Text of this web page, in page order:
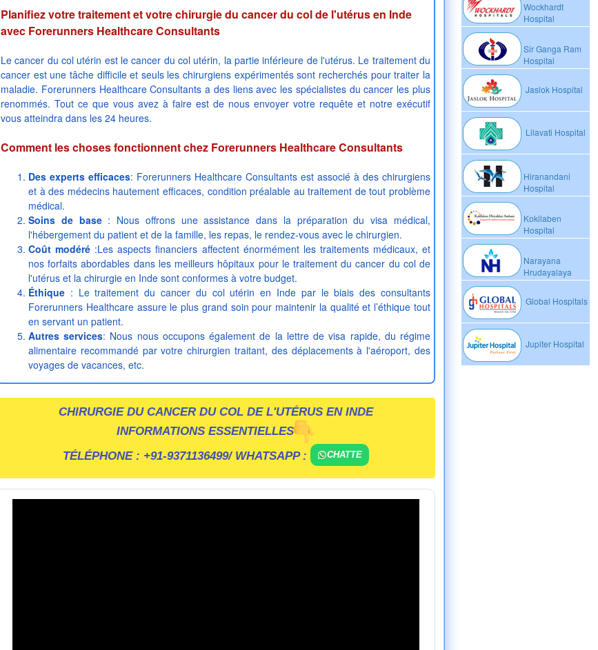
Wockhardt
Hospital
Sir Ganga Ram
Hospital
Jaslok Hospital
Lilavati Hospital
Hiranandani
Hospital
Kokilaben
Hospital
Narayana
Hrudayalaya
Global Hospitals
Jupiter Hospital
Planifiez votre traitement et votre chirurgie du cancer du col de l'utérus en Inde
avec Forerunners Healthcare Consultants
Le cancer du col utérin est le cancer du col utérin, la partie inférieure de l'utérus. Le traitement du
cancer est une tâche difficile et seuls les chirurgiens expérimentés sont recherchés pour traiter la
maladie. Forerunners Healthcare Consultants a des liens avec les spécialistes du cancer les plus
renommés. Tout ce que vous avez à faire est de nous envoyer votre requête et notre exécutif
vous atteindra dans les 24 heures.
Comment les choses fonctionnent chez Forerunners Healthcare Consultants
Des experts efficaces: Forerunners Healthcare Consultants est associé à des chirurgiens
et à des médecins hautement efficaces, condition préalable au traitement de tout problème
médical.
Soins de base : Nous offrons une assistance dans la préparation du visa médical,
l'hébergement du patient et de la famille, les repas, le rendez-vous avec le chirurgien.
Coût modéré :Les aspects financiers affectent énormément les traitements médicaux, et
nos forfaits abordables dans les meilleurs hôpitaux pour le traitement du cancer du col de
l'utérus et la chirurgie en Inde sont conformes à votre budget.
Éthique : Le traitement du cancer du col utérin en Inde par le biais des consultants
Forerunners Healthcare assure le plus grand soin pour maintenir la qualité et l’éthique tout
en servant un patient.
Autres services: Nous nous occupons également de la lettre de visa rapide, du régime
alimentaire recommandé par votre chirurgien traitant, des déplacements à l'aéroport, des
voyages de vacances, etc.
CHIRURGIE DU CANCER DU COL DE L'UTÉRUS EN INDE
INFORMATIONS ESSENTIELLES
TÉLÉPHONE : +91-9371136499/ WHATSAPP : CHATTE